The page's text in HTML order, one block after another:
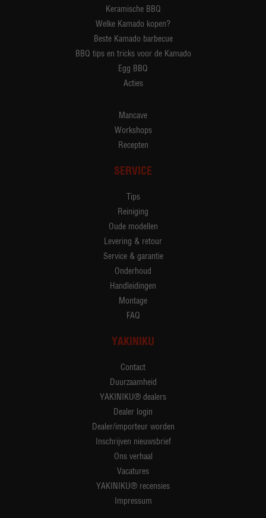
Keramische BBQ
Welke Kamado kopen?
Beste Kamado barbecue
BBQ tips en tricks voor de Kamado
Egg BBQ
Acties
Mancave
Workshops
Recepten
SERVICE
Tips
Reiniging
Oude modellen
Levering & retour
Service & garantie
Onderhoud
Handleidingen
Montage
FAQ
YAKINIKU
Contact
Duurzaamheid
YAKINIKU® dealers
Dealer login
Dealer/importeur worden
Inschrijven nieuwsbrief
Ons verhaal
Vacatures
YAKINIKU® recensies
Impressum